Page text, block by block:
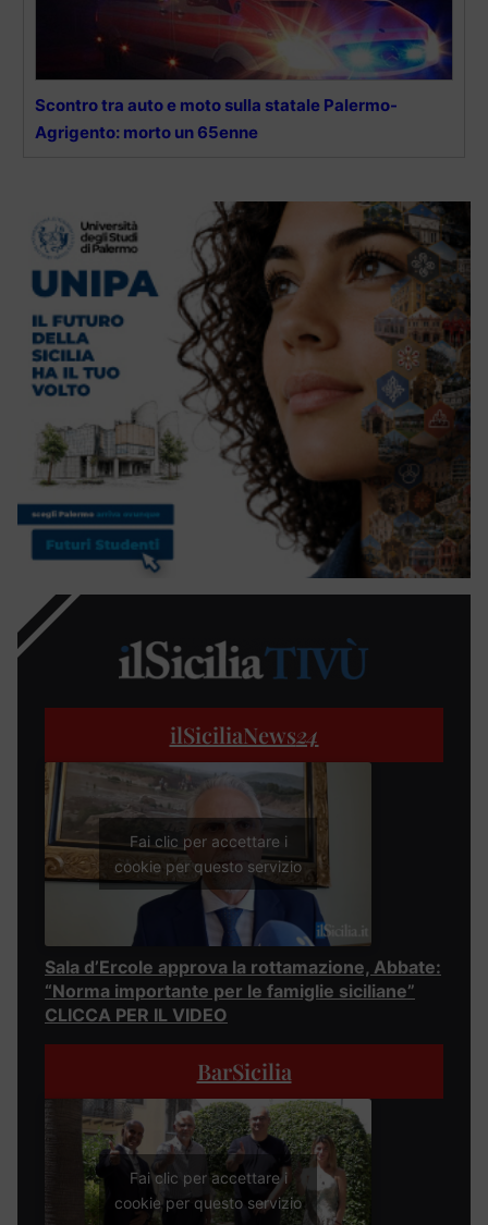
Scontro tra auto e moto sulla statale Palermo-
Agrigento: morto un 65enne
ilSiciliaNews24
Fai clic per accettare i
cookie per questo servizio
Sala d’Ercole approva la rottamazione, Abbate:
“Norma importante per le famiglie siciliane”
CLICCA PER IL VIDEO
BarSicilia
Fai clic per accettare i
cookie per questo servizio